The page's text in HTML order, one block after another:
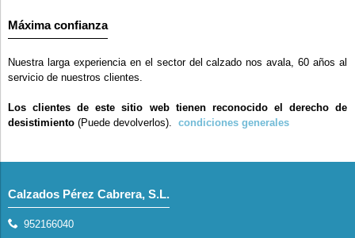
Máxima confianza
Nuestra larga experiencia en el sector del calzado nos avala, 60 años al
servicio de nuestros clientes.
Los clientes de este sitio web tienen reconocido el derecho de
desistimiento (Puede devolverlos). condiciones generales
Calzados Pérez Cabrera, S.L.
952166040